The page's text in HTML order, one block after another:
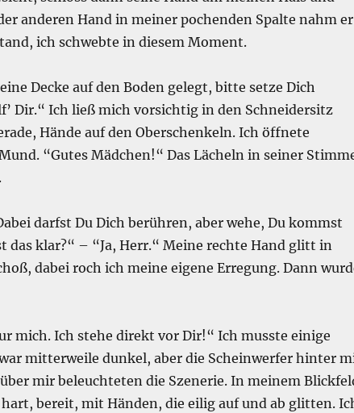
anderen Hand in meiner pochenden Spalte nahm er
ich schwebte in diesem Moment.
Decke auf den Boden gelegt, bitte setze Dich
Dir.“ Ich ließ mich vorsichtig in den Schneidersitz
Hände auf den Oberschenkeln. Ich öffnete
“Gutes Mädchen!“ Das Lächeln in seiner
darfst Du Dich berühren, aber wehe, Du kommst
das klar?“ – “Ja, Herr.“ Meine rechte Hand glitt in
dabei roch ich meine eigene Erregung. Dann
mich. Ich stehe direkt vor Dir!“ Ich musste einige
mitterweile dunkel, aber die Scheinwerfer hinter
mir beleuchteten die Szenerie. In meinem
hart, bereit, mit Händen, die eilig auf und ab glitten.